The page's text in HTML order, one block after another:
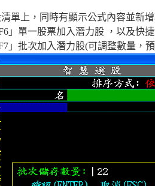
單上，同時有顯示公式內容並新
」單一股票加入潛力股 ，以及快
」批次加入潛力股(可調整數量，